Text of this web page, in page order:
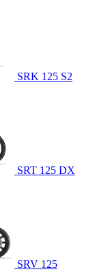
SRK 125 S2
SRT 125 DX
SRV 125